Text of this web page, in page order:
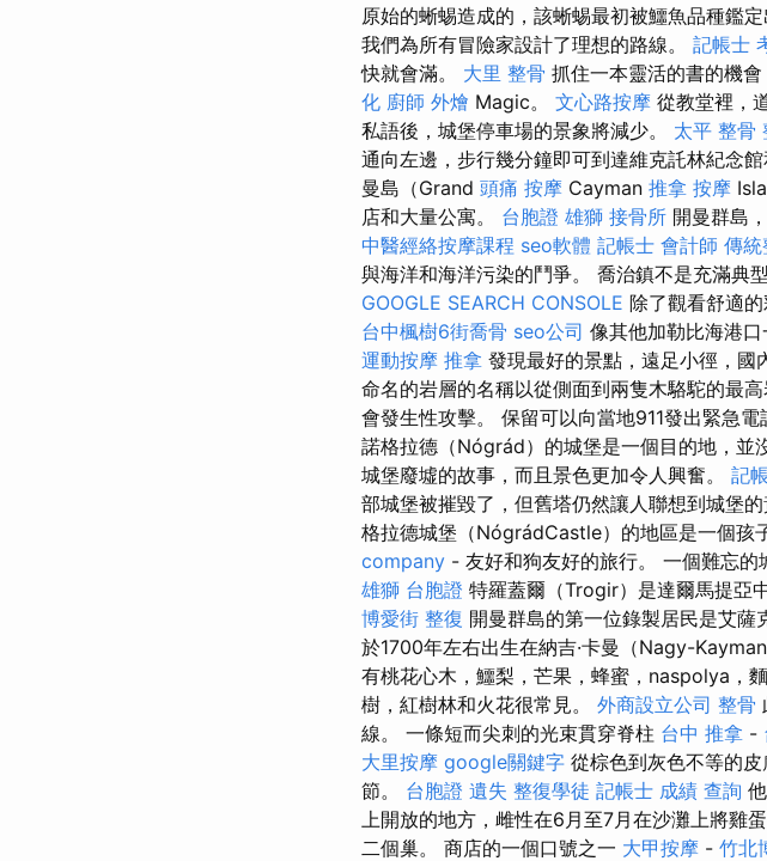
原始的蜥蜴造成的，該蜥蜴最初被鱷魚品種鑑
我們為所有冒險家設計了理想的路線。 記帳士
快就會滿。 大里 整骨 抓住一本靈活的書的機
化 廚師 外燴 Magic。 文心路按摩 從教堂裡，
私語後，城堡停車場的景象將減少。 太平 整骨
通向左邊，步行幾分鐘即可到達維克託林紀念
曼島（Grand 頭痛 按摩 Cayman 推拿 按摩
店和大量公寓。 台胞證 雄獅 接骨所 開曼群島
中醫經絡按摩課程 seo軟體 記帳士 會計師 傳統
與海洋和海洋污染的鬥爭。 喬治鎮不是充滿典
GOOGLE SEARCH CONSOLE 除了觀看舒適
台中楓樹6街喬骨 seo公司 像其他加勒比海港
運動按摩 推拿 發現最好的景點，遠足小徑，國
命名的岩層的名稱以從側面到兩隻木駱駝的最
會發生性攻擊。 保留可以向當地911發出緊急
諾格拉德（Nógrád）的城堡是一個目的地，並
城堡廢墟的故事，而且景色更加令人興奮。 記
部城堡被摧毀了，但舊塔仍然讓人聯想到城堡的
格拉德城堡（NógrádCastle）的地區是一個孩
company - 友好和狗友好的旅行。 一個難忘的
雄獅 台胞證 特羅蓋爾（Trogir）是達爾馬提亞
博愛街 整復 開曼群島的第一位錄製居民是艾薩
於1700年左右出生在納吉·卡曼（Nagy-
有桃花心木，鱷梨，芒果，蜂蜜，naspolya，
樹，紅樹林和火花很常見。 外商設立公司 整骨
線。 一條短而尖刺的光束貫穿脊柱 台中 推拿 -
大里按摩 google關鍵字 從棕色到灰色不等的
節。 台胞證 遺失 整復學徒 記帳士 成績 查詢
上開放的地方，雌性在6月至7月在沙灘上將雞
二個巢。 商店的一個口號之一 大甲按摩 - 竹北